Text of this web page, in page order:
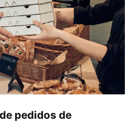
pedidos de